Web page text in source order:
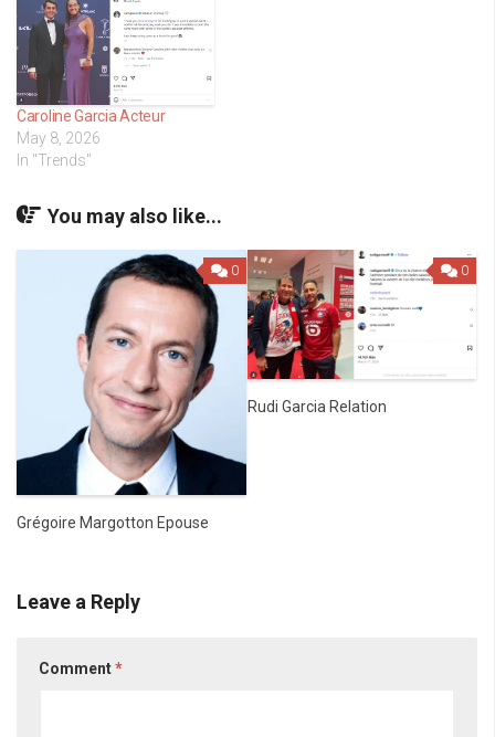
Caroline Garcia Acteur
May 8, 2026
In "Trends"
You may also like...
0
Grégoire Margotton Epouse
0
Rudi Garcia Relation
Leave a Reply
Comment*